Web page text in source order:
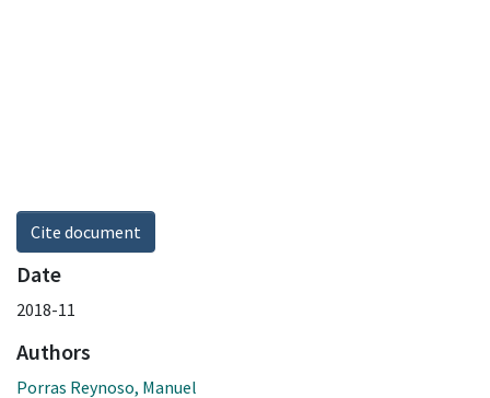
Cite document
Date
2018-11
Authors
Porras Reynoso, Manuel